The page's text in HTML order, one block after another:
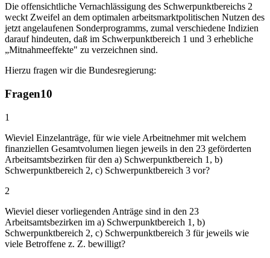
Die offensichtliche Vernachlässigung des Schwerpunktbereichs 2
weckt Zweifel an dem optimalen arbeitsmarktpolitischen Nutzen des
jetzt angelaufenen Sonderprogramms, zumal verschiedene Indizien
darauf hindeuten, daß im Schwerpunktbereich 1 und 3 erhebliche
„Mitnahmeeffekte" zu verzeichnen sind.
Hierzu fragen wir die Bundesregierung:
Fragen10
1
Wieviel Einzelanträge, für wie viele Arbeitnehmer mit welchem
finanziellen Gesamtvolumen liegen jeweils in den 23 geförderten
Arbeitsamtsbezirken für den a) Schwerpunktbereich 1, b)
Schwerpunktbereich 2, c) Schwerpunktbereich 3 vor?
2
Wieviel dieser vorliegenden Anträge sind in den 23
Arbeitsamtsbezirken im a) Schwerpunktbereich 1, b)
Schwerpunktbereich 2, c) Schwerpunktbereich 3 für jeweils wie
viele Betroffene z. Z. bewilligt?